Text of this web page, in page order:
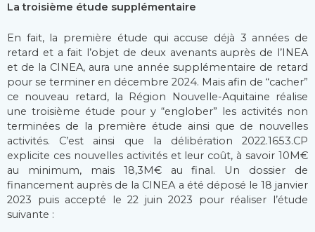
La troisième étude supplémentaire
En fait, la première étude qui accuse déjà 3 années de
retard et a fait l’objet de deux avenants auprès de l’INEA
et de la CINEA, aura une année supplémentaire de retard
pour se terminer en décembre 2024. Mais afin de “cacher”
ce nouveau retard, la Région Nouvelle-Aquitaine réalise
une troisième étude pour y “englober” les activités non
terminées de la première étude ainsi que de nouvelles
activités. C’est ainsi que la délibération 2022.1653.CP
explicite ces nouvelles activités et leur coût, à savoir 10M€
au minimum, mais 18,3M€ au final. Un dossier de
financement auprès de la CINEA a été déposé le 18 janvier
2023 puis accepté le 22 juin 2023 pour réaliser l’étude
suivante :